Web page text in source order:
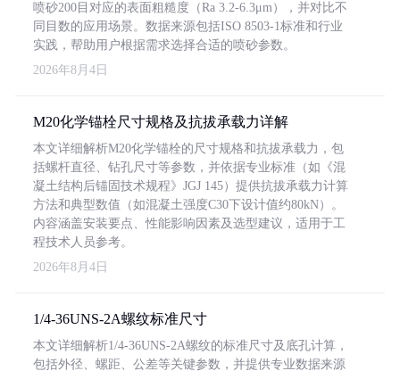
喷砂200目对应的表面粗糙度（Ra 3.2-6.3μm），并对比不
同目数的应用场景。数据来源包括ISO 8503-1标准和行业
实践，帮助用户根据需求选择合适的喷砂参数。
2026年8月4日
M20化学锚栓尺寸规格及抗拔承载力详解
本文详细解析M20化学锚栓的尺寸规格和抗拔承载力，包
括螺杆直径、钻孔尺寸等参数，并依据专业标准（如《混
凝土结构后锚固技术规程》JGJ 145）提供抗拔承载力计算
方法和典型数值（如混凝土强度C30下设计值约80kN）。
内容涵盖安装要点、性能影响因素及选型建议，适用于工
程技术人员参考。
2026年8月4日
1/4-36UNS-2A螺纹标准尺寸
本文详细解析1/4-36UNS-2A螺纹的标准尺寸及底孔计算，
包括外径、螺距、公差等关键参数，并提供专业数据来源